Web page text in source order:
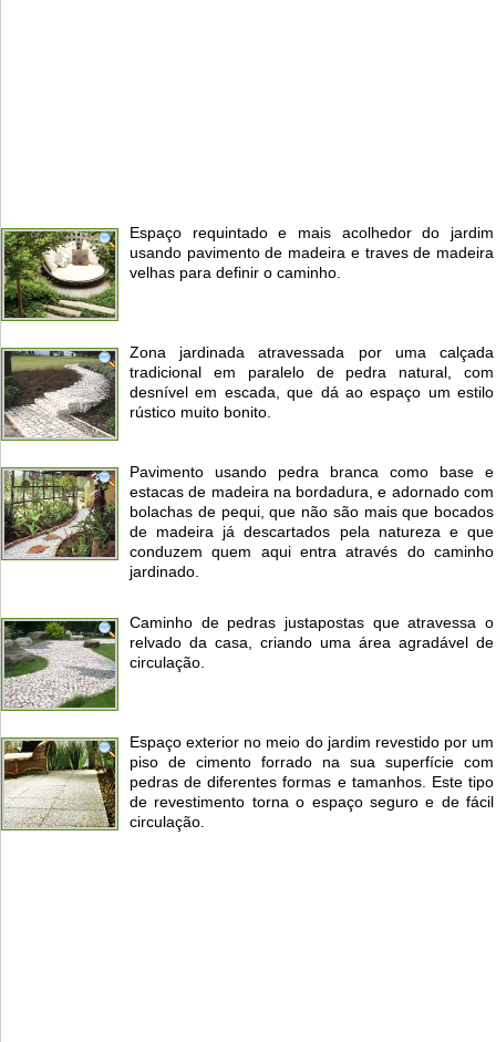
Espaço requintado e mais acolhedor do jardim
usando pavimento de madeira e traves de madeira
velhas para definir o caminho.
Zona jardinada atravessada por uma calçada
tradicional em paralelo de pedra natural, com
desnível em escada, que dá ao espaço um estilo
rústico muito bonito.
Pavimento usando pedra branca como base e
estacas de madeira na bordadura, e adornado com
bolachas de pequi, que não são mais que bocados
de madeira já descartados pela natureza e que
conduzem quem aqui entra através do caminho
jardinado.
Caminho de pedras justapostas que atravessa o
relvado da casa, criando uma área agradável de
circulação.
Espaço exterior no meio do jardim revestido por um
piso de cimento forrado na sua superfície com
pedras de diferentes formas e tamanhos. Este tipo
de revestimento torna o espaço seguro e de fácil
circulação.